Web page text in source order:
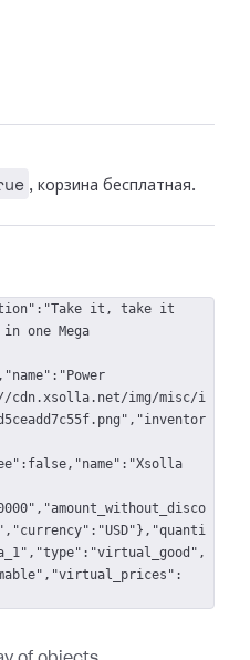
, корзина бесплатная.
it, take it
one Mega
cdn.xsolla.net/img/misc/i